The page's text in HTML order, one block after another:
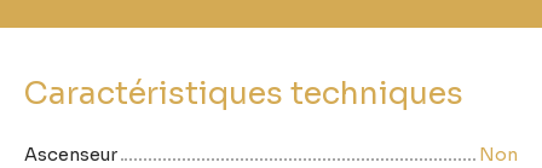
Caractéristiques techniques
Ascenseur
Non